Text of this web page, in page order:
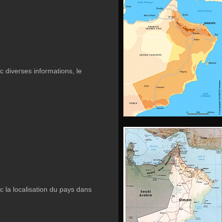
diverses informations, le
la localisation du pays dans